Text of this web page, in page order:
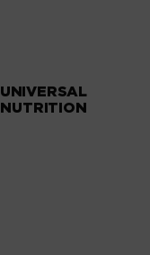
UNIVERSAL
NUTRITION